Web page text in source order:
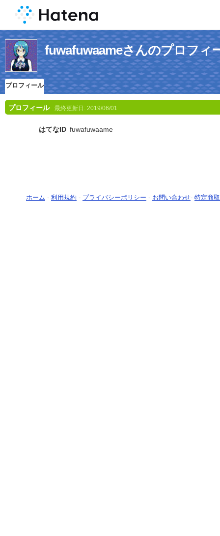
fuwafuwaameさんのプロフィ
プロフィール
プロフィール 最終更新日: 2019/06/01
はてなID fuwafuwaame
ホーム - 利用規約 - プライバシーポリシー - お問い合わせ- 特定商